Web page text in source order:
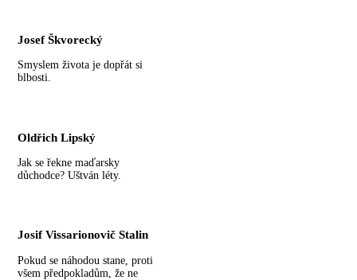
Josef Škvorecký
Smyslem života je dopřát si
blbosti.
Oldřich Lipský
Jak se řekne maďarsky
důchodce? Uštván léty.
Josif Vissarionovič Stalin
Pokud se náhodou stane, proti
všem předpokladům, že ne